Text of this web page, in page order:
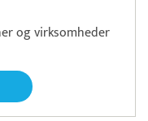
og virksomheder